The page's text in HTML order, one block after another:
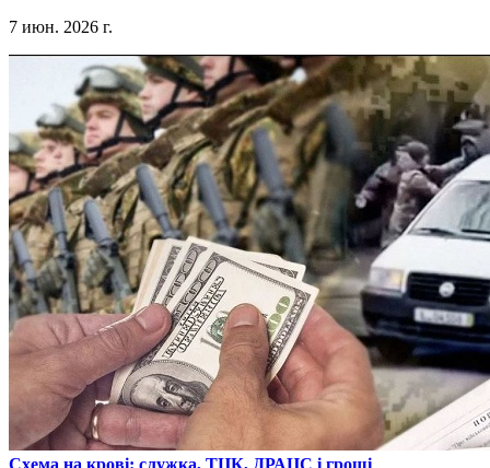
7 июн. 2026 г.
​Схема на крові: служка, ТЦК, ДРАЦС і гроші